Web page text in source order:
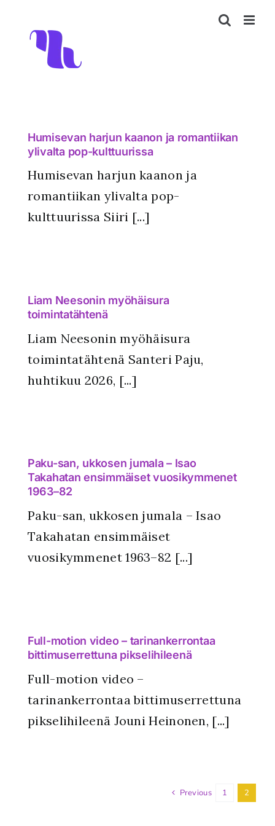
content
Humisevan harjun kaanon ja romantiikan
ylivalta pop-kulttuurissa
Humisevan harjun kaanon ja
romantiikan ylivalta pop-
kulttuurissa Siiri [...]
Liam Neesonin myöhäisura
toimintatähtenä
Liam Neesonin myöhäisura
toimintatähtenä Santeri Paju,
huhtikuu 2026, [...]
Paku-san, ukkosen jumala – Isao
Takahatan ensimmäiset vuosikymmenet
1963–82
Paku-san, ukkosen jumala – Isao
Takahatan ensimmäiset
vuosikymmenet 1963–82 [...]
Full-motion video – tarinankerrontaa
bittimuserrettuna pikselihileenä
Full-motion video –
tarinankerrontaa bittimuserrettuna
pikselihileenä Jouni Heinonen, [...]
Previous 1 2